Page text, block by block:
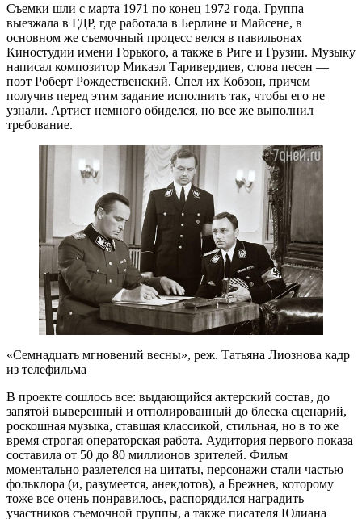
Съемки шли с марта 1971 по конец 1972 года. Группа
выезжала в ГДР, где работала в Берлине и Майсене, в
основном же съемочный процесс велся в павильонах
Киностудии имени Горького, а также в Риге и Грузии. Музыку
написал композитор Микаэл Таривердиев, слова песен —
поэт Роберт Рождественский. Спел их Кобзон, причем
получив перед этим задание исполнить так, чтобы его не
узнали. Артист немного обиделся, но все же выполнил
требование.
«Семнадцать мгновений весны», реж. Татьяна Лиознова кадр
из телефильма
В проекте сошлось все: выдающийся актерский состав, до
запятой выверенный и отполированный до блеска сценарий,
роскошная музыка, ставшая классикой, стильная, но в то же
время строгая операторская работа. Аудитория первого показа
составила от 50 до 80 миллионов зрителей. Фильм
моментально разлетелся на цитаты, персонажи стали частью
фольклора (и, разумеется, анекдотов), а Брежнев, которому
тоже все очень понравилось, распорядился наградить
участников съемочной группы, а также писателя Юлиана